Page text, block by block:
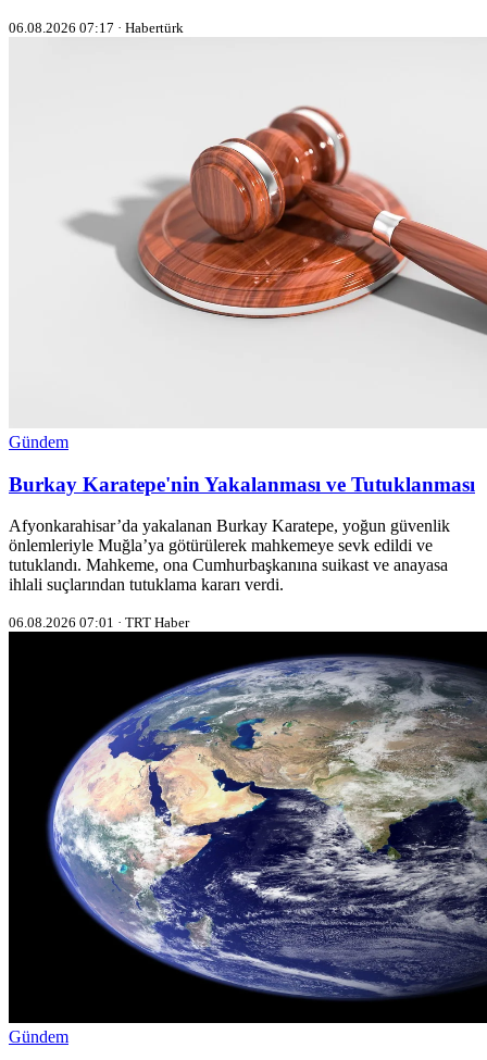
06.08.2026 07:17 · Habertürk
Gündem
Burkay Karatepe'nin Yakalanması ve Tutuklanması
Afyonkarahisar’da yakalanan Burkay Karatepe, yoğun güvenlik
önlemleriyle Muğla’ya götürülerek mahkemeye sevk edildi ve
tutuklandı. Mahkeme, ona Cumhurbaşkanına suikast ve anayasa
ihlali suçlarından tutuklama kararı verdi.
06.08.2026 07:01 · TRT Haber
Gündem